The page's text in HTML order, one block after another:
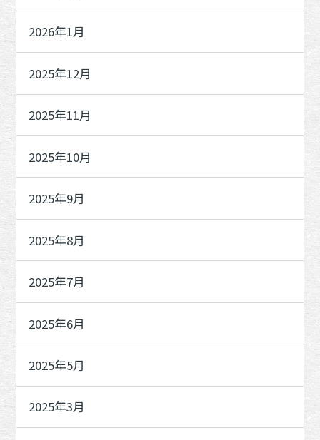
2026年1月
2025年12月
2025年11月
2025年10月
2025年9月
2025年8月
2025年7月
2025年6月
2025年5月
2025年3月